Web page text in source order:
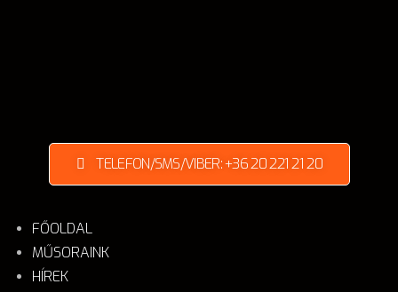
FŐOLDAL
MŰSORAINK
HÍREK
TELEFON/SMS/VIBER: +36 20 221 21 20